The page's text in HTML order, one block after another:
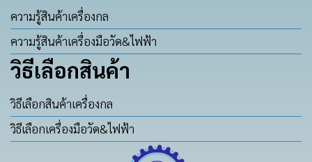
ความรู้สินค้าเครื่องกล
ความรู้สินค้าเครื่องมือวัด&ไฟฟ้า
วิธีเลือกสินค้า
วิธีเลือกสินค้าเครื่องกล
วิธีเลือกเครื่องมือวัด&ไฟฟ้า